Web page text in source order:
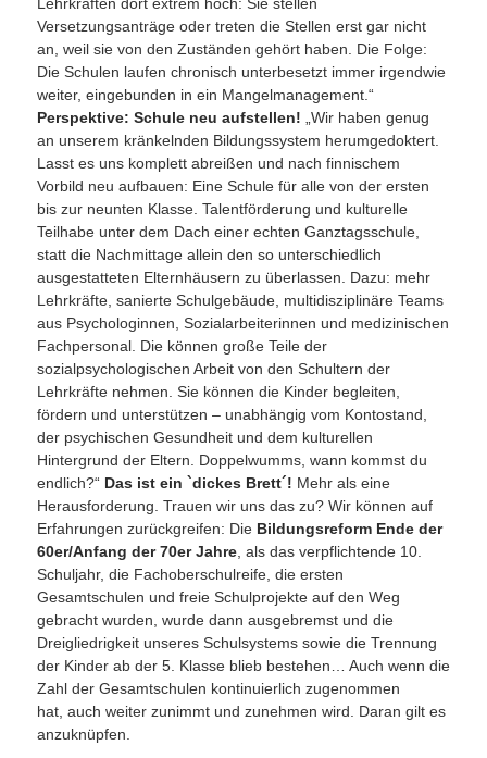
Versetzungsanträge oder treten die Stellen erst gar nicht
an, weil sie von den Zuständen gehört haben. Die Folge:
Die Schulen laufen chronisch unterbesetzt immer irgendwie
weiter, eingebunden in ein Mangelmanagement.“
Perspektive: Schule neu aufstellen!
„Wir haben genug
an unserem kränkelnden Bildungssystem herumgedoktert.
Lasst es uns komplett abreißen und nach finnischem
Vorbild neu aufbauen: Eine Schule für alle von der ersten
bis zur neunten Klasse. Talentförderung und kulturelle
Teilhabe unter dem Dach einer echten Ganztagsschule,
statt die Nachmittage allein den so unterschiedlich
ausgestatteten Elternhäusern zu überlassen. Dazu: mehr
Lehrkräfte, sanierte Schulgebäude, multidisziplinäre Teams
aus Psychologinnen, Sozialarbeiterinnen und medizinischen
Fachpersonal. Die können große Teile der
sozialpsychologischen Arbeit von den Schultern der
Lehrkräfte nehmen. Sie können die Kinder begleiten,
fördern und unterstützen – unabhängig vom Kontostand,
der psychischen Gesundheit und dem kulturellen
Hintergrund der Eltern. Doppelwumms, wann kommst du
endlich?“ Das ist ein `dickes Brett´! Mehr als eine
Herausforderung. Trauen wir uns das zu? Wir können auf
Erfahrungen zurückgreifen: Die Bildungsreform Ende der
60er/Anfang der 70er Jahre, als das verpflichtende 10.
Schuljahr, die Fachoberschulreife, die ersten
Gesamtschulen und freie Schulprojekte auf den Weg
gebracht wurden, wurde dann ausgebremst und die
Dreigliedrigkeit unseres Schulsystems sowie die Trennung
der Kinder ab der 5. Klasse blieb bestehen… Auch wenn die
Zahl der Gesamtschulen kontinuierlich zugenommen
hat, auch weiter zunimmt und zunehmen wird. Daran gilt es
anzuknüpfen.